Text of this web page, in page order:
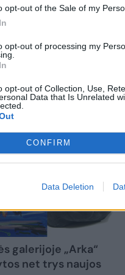
opt-out of the Sale of my
opt-out of processing my
opt-out of Collection, Use,
Data that Is Unrelated
CONFIRM
Data Deletion
Menininkės
Kultūra
7
galerijoje „Arka“
net trys naujos